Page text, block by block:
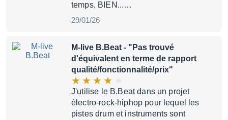
temps, BIEN...…
29/01/26
M-live B.Beat - "Pas trouvé
d'équivalent en terme de rapport
qualité/fonctionnalité/prix"
J'utilise le B.Beat dans un projet
électro-rock-hiphop pour lequel les
pistes drum et instruments sont